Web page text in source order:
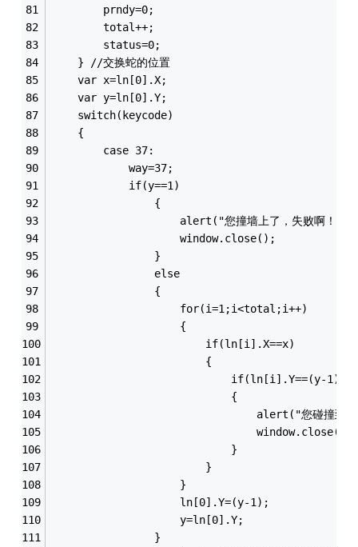
		prndy=0;
		total++;
		status=0;
	} //交换蛇的位置
	var x=ln[0].X;
	var y=ln[0].Y;
	switch(keycode)
		case 37:
			way=37;
			if(y==1)
				{
					alert("您撞墙上了，失败啊！");
					window.close();
				}
				else
				{
					for(i=1;i<total;i++)
					{
						if(ln[i].X==x)
						{
							if(ln[i].Y==(y-1))
							{
alert("您碰
								window.close();
							}
						}
					}
					ln[0].Y=(y-1);
					y=ln[0].Y;
				}